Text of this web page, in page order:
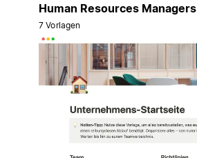
Human Resources Managers
7 Vorlagen